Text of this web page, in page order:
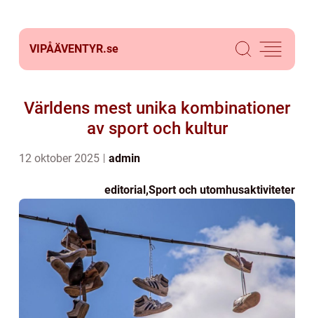
VIPÅÄVENTYR.se
Världens mest unika kombinationer
av sport och kultur
12 oktober 2025 admin
editorial,Sport och utomhusaktiviteter